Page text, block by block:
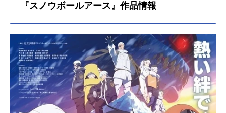
『スノウボールアース』作品情報